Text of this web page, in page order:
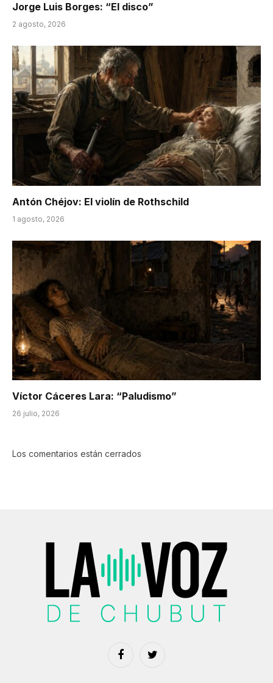
Jorge Luis Borges: “El disco”
2 agosto, 2026
Antón Chéjov: El violín de Rothschild
1 agosto, 2026
Víctor Cáceres Lara: “Paludismo”
26 julio, 2026
Los comentarios están cerrados
FacebookTwitter